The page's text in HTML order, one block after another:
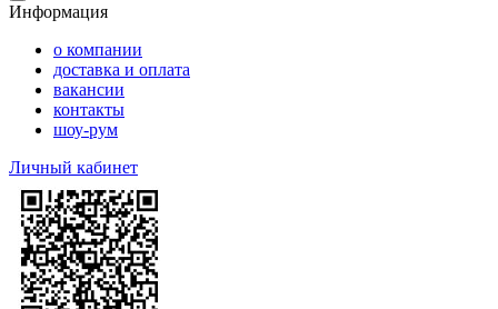
Информация
о компании
доставка и оплата
вакансии
контакты
шоу-рум
Личный кабинет